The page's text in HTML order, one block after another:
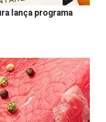
lança programa